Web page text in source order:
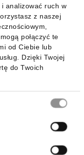
analizować ruch w
z naszej
połączyć te
od Ciebie lub
Dzięki Twojej
do Twoich